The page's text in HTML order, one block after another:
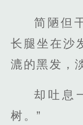
简陋但
长腿坐在沙
漉的黑发，
却吐息
树。”